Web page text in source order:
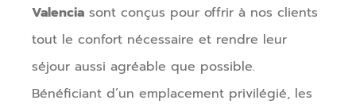
Valencia sont conçus pour offrir à nos clients
tout le confort nécessaire et rendre leur
séjour aussi agréable que possible.
Bénéficiant d’un emplacement privilégié, les